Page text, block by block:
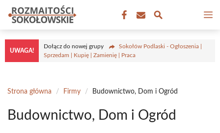
Przejdź
treści
UWAGA!
Dołącz do nowej grupy
Sokołów Podlaski - Ogłoszenia |
Sprzedam | Kupię | Zamienię | Praca
Strona główna / Firmy / Budownictwo, Dom i Ogród
Budownictwo, Dom i Ogród